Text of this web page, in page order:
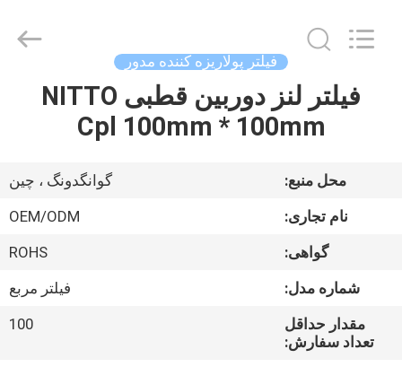
صفحه
محصولات
Technology
فیلتر پولاریزه کننده مدور
فیلتر لنز دوربین قطبی NITTO
Cpl 100mm * 100mm
محل منبع:
گوانگدونگ ، چین
نام تجاری:
OEM/ODM
گواهی:
ROHS
شماره مدل:
فیلتر مربع
مقدار حداقل
تعداد سفارش:
100